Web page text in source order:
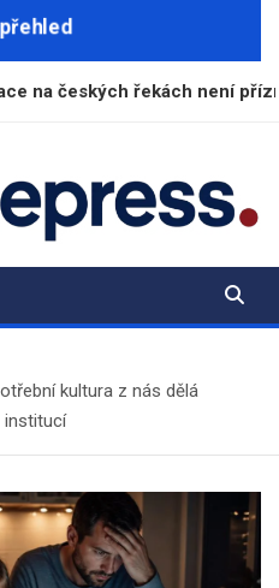
není příznivá, varuje ředitel
kultura z nás dělá
institucí